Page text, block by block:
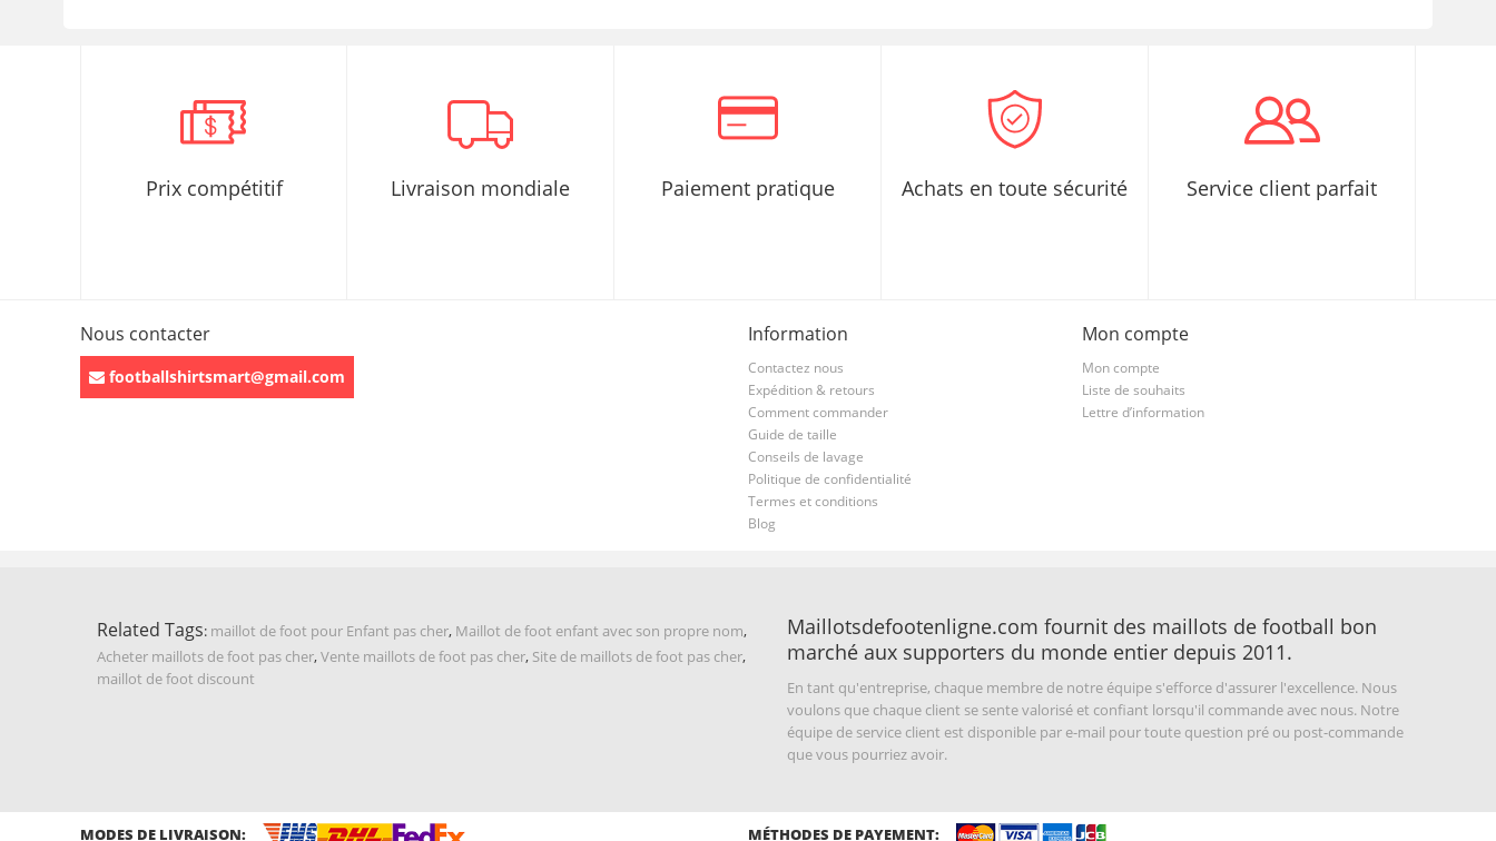
Prix compétitif Livraison mondiale Paiement pratique Achats en toute sécurité Service client parfait
Nous contacter
footballshirtsmart@gmail.com
Information
Contactez nous
Expédition & retours
Comment commander
Guide de taille
Conseils de lavage
Politique de confidentialité
Termes et conditions
Blog
Mon compte
Mon compte
Liste de souhaits
Lettre d’information
Related Tags: maillot de foot pour Enfant pas cher, Maillot de foot enfant avec son propre nom,
Acheter maillots de foot pas cher,Vente maillots de foot pas cher, Site de maillots de foot pas cher,
maillot de foot discount
Maillotsdefootenligne.com fournit des maillots de football bon
marché aux supporters du monde entier depuis 2011.
En tant qu'entreprise, chaque membre de notre équipe s'efforce d'assurer l'excellence. Nous
voulons que chaque client se sente valorisé et confiant lorsqu'il commande avec nous. Notre
équipe de service client est disponible par e-mail pour toute question pré ou post-commande
que vous pourriez avoir.
MODES DE LIVRAISON: MÉTHODES DE PAYEMENT: